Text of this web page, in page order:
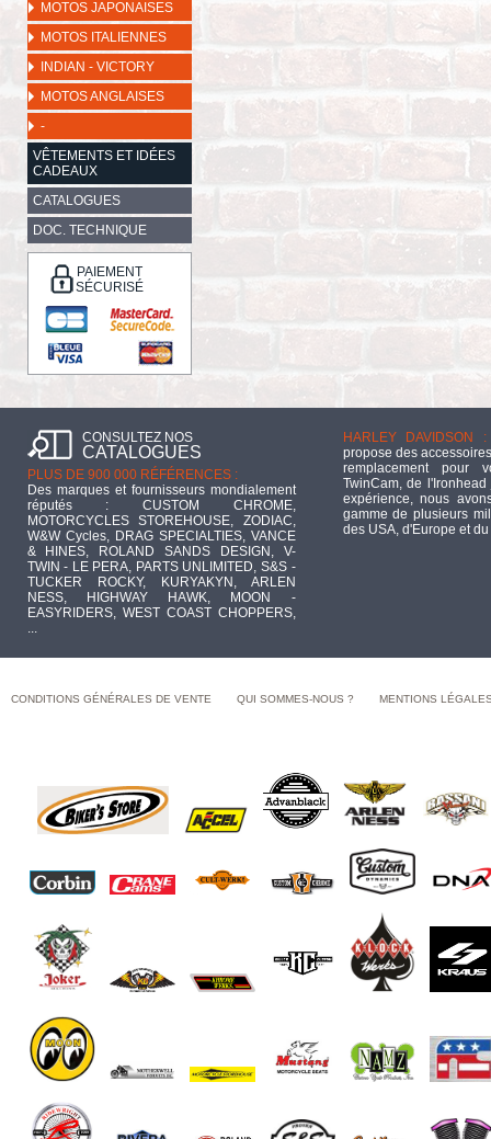
MOTOS JAPONAISES
MOTOS ITALIENNES
INDIAN - VICTORY
MOTOS ANGLAISES
-
VÊTEMENTS ET IDÉES
CADEAUX
CATALOGUES
DOC. TECHNIQUE
PAIEMENT
SÉCURISÉ
CONSULTEZ NOS
CATALOGUES
PLUS DE 900 000 RÉFÉRENCES :
Des marques et fournisseurs mondialement
réputés : CUSTOM CHROME,
MOTORCYCLES STOREHOUSE, ZODIAC,
W&W Cycles, DRAG SPECIALTIES, VANCE
& HINES, ROLAND SANDS DESIGN, V-
TWIN - LE PERA, PARTS UNLIMITED, S&S -
TUCKER ROCKY, KURYAKYN, ARLEN
NESS, HIGHWAY HAWK, MOON -
EASYRIDERS, WEST COAST CHOPPERS,
...
HARLEY DAVIDSON :
propose des
remplacement pour
TwinCam, de
expérience, nous
gamme de plusieurs
des USA, d'Europe et
CONDITIONS GÉNÉRALES DE VENTE QUI SOMMES-NOUS ? MENTIONS